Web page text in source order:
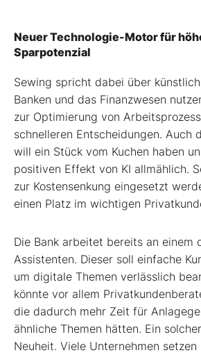
Neuer Technologie-Motor für
Sparpotenzial
Sewing spricht dabei über
Banken und das Finanzwesen
zur Optimierung von
schnelleren Entscheidungen. Auch
will ein Stück vom Kuchen haben
positiven Effekt von KI allmählich.
zur Kostensenkung eingesetzt
einen Platz im wichtigen
Die Bank arbeitet bereits an einem
Assistenten. Dieser soll einfache
um digitale Themen verlässlich
könnte vor allem
die dadurch mehr Zeit für
ähnliche Themen hätten. Ein
Neuheit. Viele Unternehmen